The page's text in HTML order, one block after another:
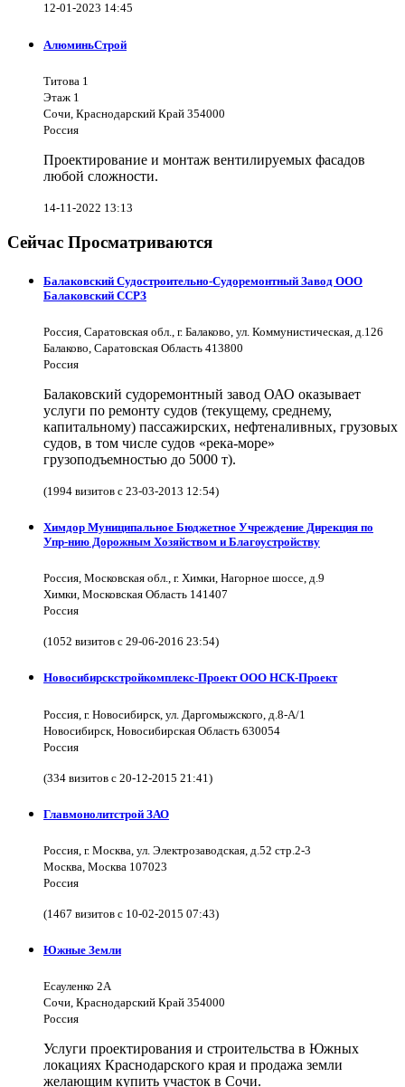
12-01-2023 14:45
АлюминьСтрой
Титова 1
Этаж 1
Сочи, Краснодарский Край 354000
Россия
Проектирование и монтаж вентилируемых фасадов
любой сложности.
14-11-2022 13:13
Сейчас Просматриваются
Балаковский Судостроительно-Судоремонтный Завод ООО
Балаковский ССРЗ
Россия, Саратовская обл., г. Балаково, ул. Коммунистическая, д.126
Балаково, Саратовская Область 413800
Россия
Балаковский судоремонтный завод ОАО оказывает
услуги по ремонту судов (текущему, среднему,
капитальному) пассажирских, нефтеналивных, грузовых
судов, в том числе судов «река-море»
грузоподъемностью до 5000 т).
(1994 визитов с 23-03-2013 12:54)
Химдор Муниципальное Бюджетное Учреждение Дирекция по
Упр-нию Дорожным Хозяйством и Благоустройству
Россия, Московская обл., г. Химки, Нагорное шоссе, д.9
Химки, Московская Область 141407
Россия
(1052 визитов с 29-06-2016 23:54)
Новосибирскстройкомплекс-Проект ООО НСК-Проект
Россия, г. Новосибирск, ул. Даргомыжского, д.8-А/1
Новосибирск, Новосибирская Область 630054
Россия
(334 визитов с 20-12-2015 21:41)
Главмонолитстрой ЗАО
Россия, г. Москва, ул. Электрозаводская, д.52 стр.2-3
Москва, Москва 107023
Россия
(1467 визитов с 10-02-2015 07:43)
Южные Земли
Есауленко 2А
Сочи, Краснодарский Край 354000
Россия
Услуги проектирования и строительства в Южных
локациях Краснодарского края и продажа земли
желающим купить участок в Сочи.